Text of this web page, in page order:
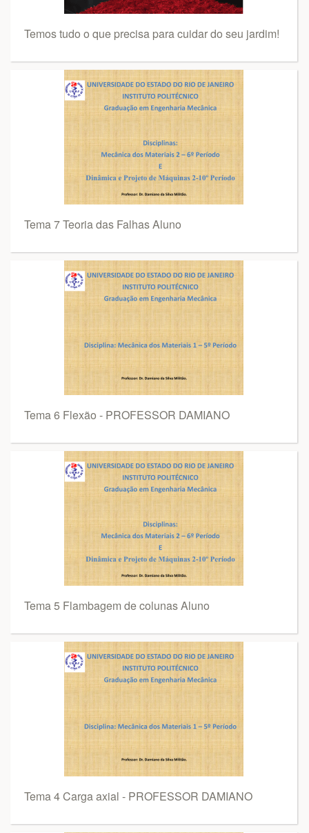
Temos tudo o que precisa para cuidar do seu jardim!
Tema 7 Teoria das Falhas Aluno
Tema 6 Flexão - PROFESSOR DAMIANO
Tema 5 Flambagem de colunas Aluno
Tema 4 Carga axial - PROFESSOR DAMIANO